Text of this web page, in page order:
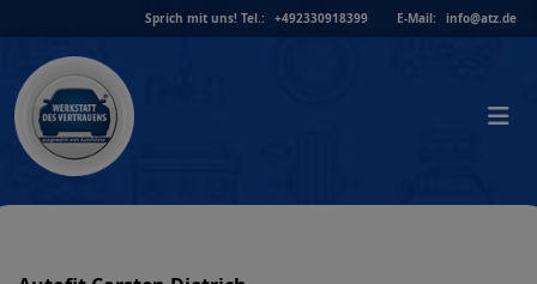
to
content
Sprich mit uns! Tel.: +492330918399 E-Mail: info@atz.de